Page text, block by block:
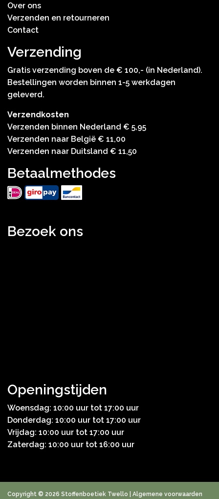
Over ons
Verzenden en retourneren
Contact
Verzending
Gratis verzending boven de € 100,- (in Nederland).
Bestellingen worden binnen 1-5 werkdagen
geleverd.
Verzendkosten
Verzenden binnen Nederland € 5,95
Verzenden naar België € 11,00
Verzenden naar Duitsland € 11,50
Betaalmethodes
Bezoek ons
Openingstijden
Woensdag: 10:00 uur tot 17:00 uur
Donderdag: 10:00 uur tot 17:00 uur
Vrijdag: 10:00 uur tot 17:00 uur
Zaterdag: 10:00 uur tot 16:00 uur
Copyright © 2026 Stoffenboetiek Twello | Algemene voorwaarden